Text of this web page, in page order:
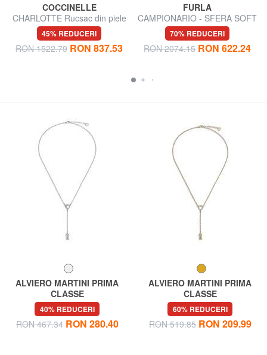
COCCINELLE
CHARLOTTE Rucsac din piele
45% REDUCERI
RON 1522.79 RON 837.53
FURLA
CAMPIONARIO - SFERA SOFT
Geantă de umăr, piele,
fabricată în Italia
70% REDUCERI
RON 2074.15 RON 622.24
ALVIERO MARTINI PRIMA
CLASSE
BROADWAY Colier cu farmec
cu logo și zirconi
40% REDUCERI
RON 467.34 RON 280.40
ALVIERO MARTINI PRIMA
CLASSE
BROADWAY Colier cu farmec
cu logo și zirconi
60% REDUCERI
RON 519.85 RON 209.99